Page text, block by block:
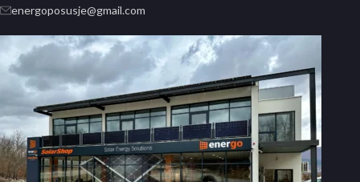
energoposusje@gmail.com